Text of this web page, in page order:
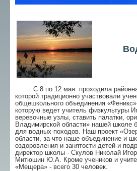
С 8 по 12 мая проходила районная
которой традиционно участвовали
общешкольного объединения
которую ведет учитель физкультуры
веревочные узлы, ставить палатки,
Владимирской области» нашей школе
для водных походов. Наш проект
области, за что наше объединение и
оздоровления и занятости детей и
директор школы - Скулов Николай
Митюшин Ю.А. Кроме учеников и
«Мещера» - всего 30 человек.